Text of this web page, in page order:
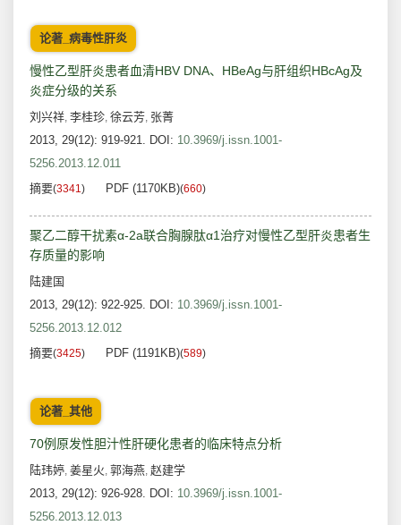
论著_病毒性肝炎
慢性乙型肝炎患者血清HBV DNA、HBeAg与肝组织HBcAg及
炎症分级的关系
刘兴祥, 李桂珍, 徐云芳, 张菁
2013, 29(12): 919-921. DOI: 10.3969/j.issn.1001-
5256.2013.12.011
摘要(3341) PDF (1170KB)(660)
聚乙二醇干扰素α-2a联合胸腺肽α1治疗对慢性乙型肝炎患者生
存质量的影响
陆建国
2013, 29(12): 922-925. DOI: 10.3969/j.issn.1001-
5256.2013.12.012
摘要(3425) PDF (1191KB)(589)
论著_其他
70例原发性胆汁性肝硬化患者的临床特点分析
陆玮婷, 姜星火, 郭海燕, 赵建学
2013, 29(12): 926-928. DOI: 10.3969/j.issn.1001-
5256.2013.12.013